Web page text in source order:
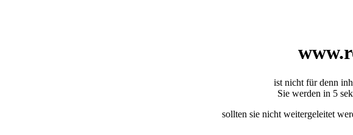
ist nicht für denn
Sie werden in 5
sollten sie nicht weitergeleitet